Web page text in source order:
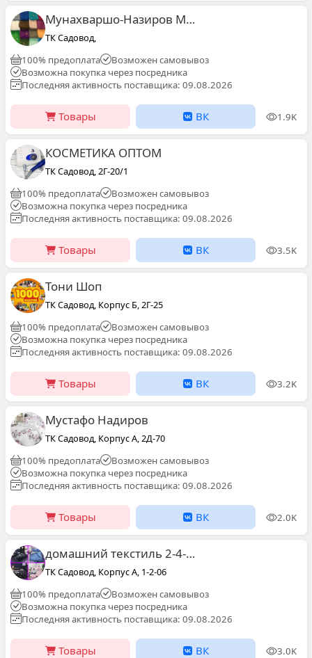
Мунахваршо-Назиров Музафарович
ТК Садовод,
100% предоплата
Возможен самовывоз
Возможна покупка через посредника
Последняя активность поставщика: 09.08.2026
Товары ВК 1.9K
КОСМЕТИКА ОПТОМ
ТК Садовод, 2Г-20/1
100% предоплата
Возможен самовывоз
Возможна покупка через посредника
Последняя активность поставщика: 09.08.2026
Товары ВК 3.5K
Тони Шоп
ТК Садовод, Корпус Б, 2Г-25
100% предоплата
Возможен самовывоз
Возможна покупка через посредника
Последняя активность поставщика: 09.08.2026
Товары ВК 3.2K
Мустафо Надиров
ТК Садовод, Корпус А, 2Д-70
100% предоплата
Возможен самовывоз
Возможна покупка через посредника
Последняя активность поставщика: 09.08.2026
Товары ВК 2.0K
домашний текстиль 2-4-02ТЦ садовод заказ толко
ТК Садовод, Корпус А, 1-2-06
100% предоплата
Возможен самовывоз
Возможна покупка через посредника
Последняя активность поставщика: 09.08.2026
Товары ВК 3.0K